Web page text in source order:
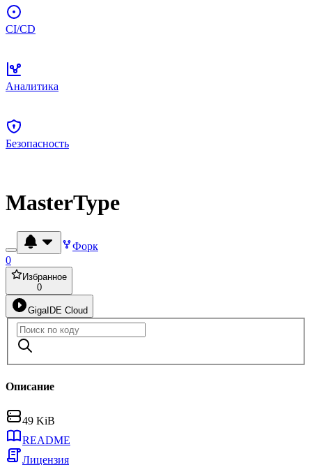
CI/CD
Аналитика
Безопасность
MasterType
Форк
0
Избранное
0
GigaIDE Cloud
Описание
49 KiB
README
Лицензия